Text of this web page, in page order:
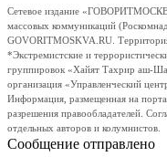
Сетевое издание
массовых коммуникаций
GOVORITMOSKVA.RU.
*Экстремистские и
группировок «Хайят Тахрир аш-
организация «Управленческий
Информация, размещенная на
разрешения правообладателей.
отдельных авторов и колумнистов.
Сообщение отправлено